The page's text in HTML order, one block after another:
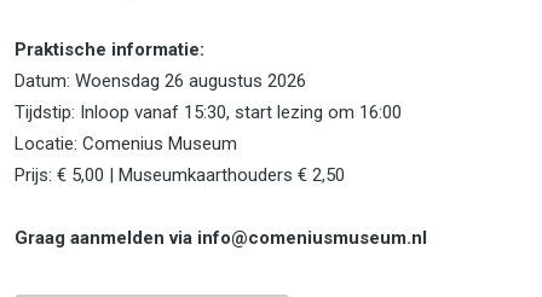
Praktische informatie:
Datum: Woensdag 26 augustus 2026
Tijdstip: Inloop vanaf 15:30, start lezing om 16:00
Locatie: Comenius Museum
Prijs: € 5,00 | Museumkaarthouders € 2,50
Graag aanmelden via info@comeniusmuseum.nl